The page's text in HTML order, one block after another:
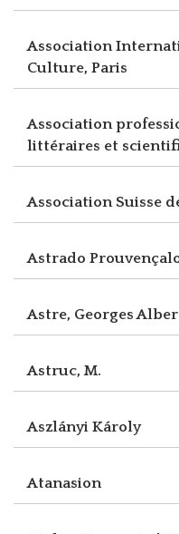
Association
Culture, Paris
Association
littéraires et
Association Suisse
Astrado
Astre, Georges
Astruc, M.
Aszlányi Károly
Atanasion